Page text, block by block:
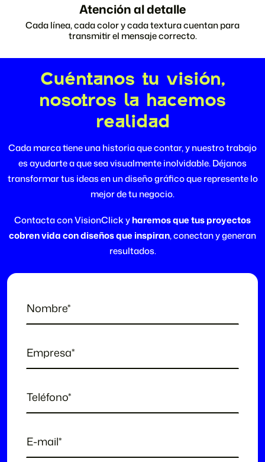
Atención al detalle
Cada línea, cada color y cada textura cuentan para
transmitir el mensaje correcto.
Cuéntanos tu visión,
nosotros la hacemos
realidad
Cada marca tiene una historia que contar, y nuestro trabajo
es ayudarte a que sea visualmente inolvidable. Déjanos
transformar tus ideas en un diseño gráfico que represente lo
mejor de tu negocio.
Contacta con VisionClick yharemos que tus proyectos
cobren vida con diseños que inspiran, conectan y generan
resultados.